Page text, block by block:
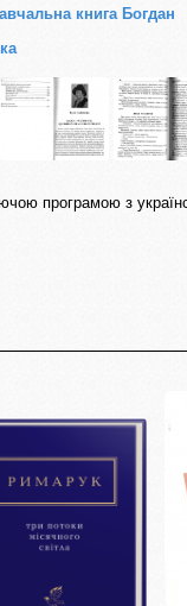
книга Богдан
програмою з